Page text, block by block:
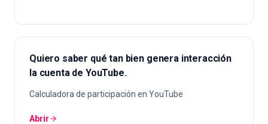
Quiero saber qué tan bien genera interacción
la cuenta de YouTube.
Calculadora de participación en YouTube
Abrir